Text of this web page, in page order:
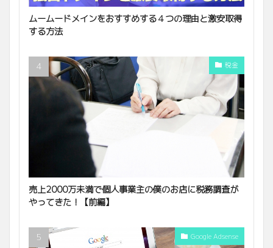
ムームードメインをおすすめする４つの理由と激安取得
する方法
税金
売上2000万未満で個人事業主の僕のお店に税務調査が
やってきた！【前編】
Google Adsense